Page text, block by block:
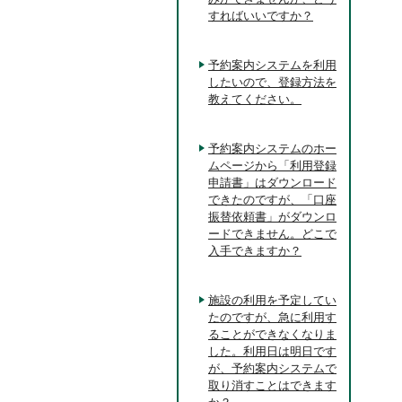
すればいいですか？
予約案内システムを利用
したいので、登録方法を
教えてください。
予約案内システムのホー
ムページから「利用登録
申請書」はダウンロード
できたのですが、「口座
振替依頼書」がダウンロ
ードできません。どこで
入手できますか？
施設の利用を予定してい
たのですが、急に利用す
ることができなくなりま
した。利用日は明日です
が、予約案内システムで
取り消すことはできます